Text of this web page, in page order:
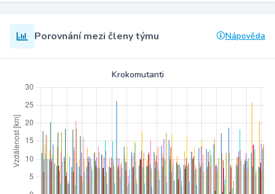
Porovnání mezi členy týmu Nápověda
Krokomutanti